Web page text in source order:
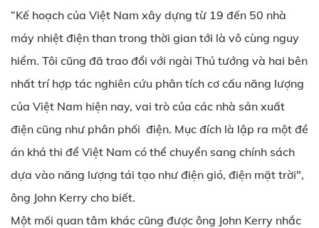
“Kế hoạch của Việt Nam xây dựng từ 19 đến 50 nhà
máy nhiệt điện than trong thời gian tới là vô cùng nguy
hiểm. Tôi cũng đã trao đổi với ngài Thủ tướng và hai bên
nhất trí hợp tác nghiên cứu phân tích cơ cấu năng lượng
của Việt Nam hiện nay, vai trò của các nhà sản xuất
điện cũng như phân phối điện. Mục đích là lập ra một đề
án khả thi để Việt Nam có thể chuyển sang chính sách
dựa vào năng lượng tái tạo như điện gió, điện mặt trời",
ông John Kerry cho biết.
Một mối quan tâm khác cũng được ông John Kerry nhắc